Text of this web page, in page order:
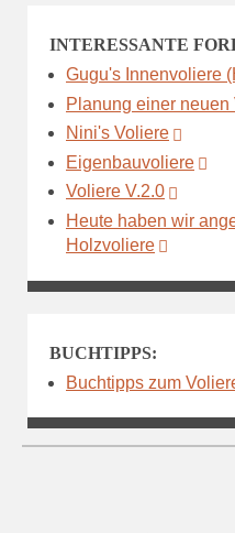
INTERESSANTE
Gugu's Innenvoliere
Planung einer neuen
Nini's Voliere
Eigenbauvoliere
Voliere V.2.0
Heute haben wir
Holzvoliere
BUCHTIPPS:
Buchtipps zum